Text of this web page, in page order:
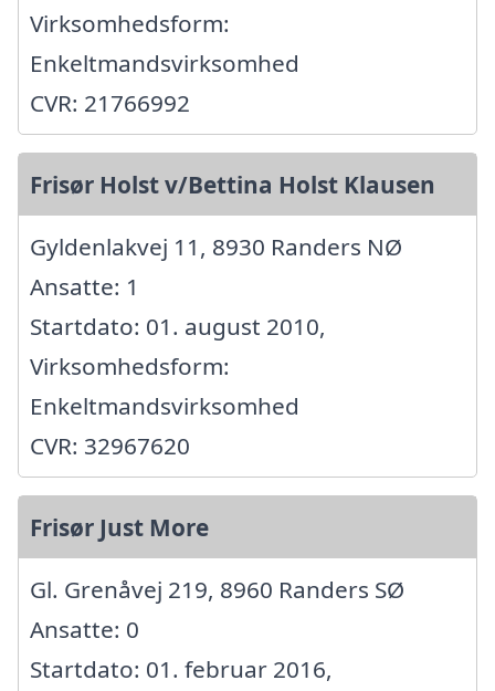
Virksomhedsform:
Enkeltmandsvirksomhed
CVR: 21766992
Frisør Holst v/Bettina Holst Klausen
Gyldenlakvej 11, 8930 Randers NØ
Ansatte: 1
Startdato: 01. august 2010,
Virksomhedsform:
Enkeltmandsvirksomhed
CVR: 32967620
Frisør Just More
Gl. Grenåvej 219, 8960 Randers SØ
Ansatte: 0
Startdato: 01. februar 2016,